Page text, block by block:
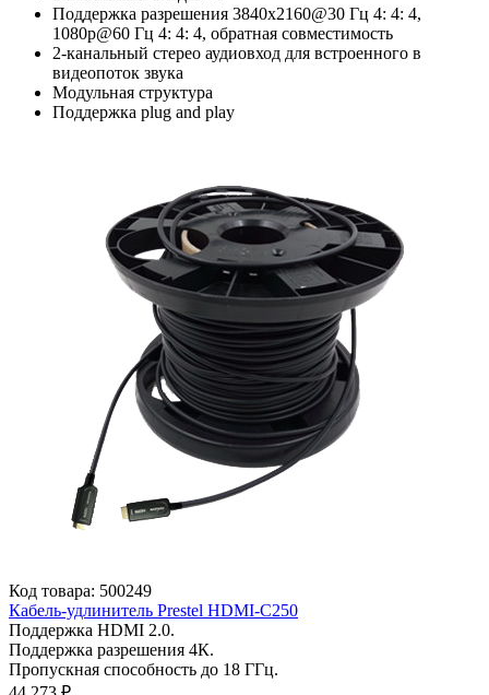
Поддержка разрешения 3840x2160@30 Гц 4: 4: 4,
1080p@60 Гц 4: 4: 4, обратная совместимость
2-канальный стерео аудиовход для встроенного в
видеопоток звука
Модульная структура
Поддержка plug and play
Код товара: 500249
Кабель-удлинитель Prestel HDMI-C250
Поддержка HDMI 2.0.
Поддержка разрешения 4К.
Пропускная способность до 18 ГГц.